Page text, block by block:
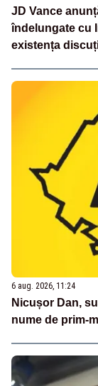
JD Vance
îndelungate cu
existența
6 aug. 2026, 11:24
Nicușor Dan,
nume de prim-